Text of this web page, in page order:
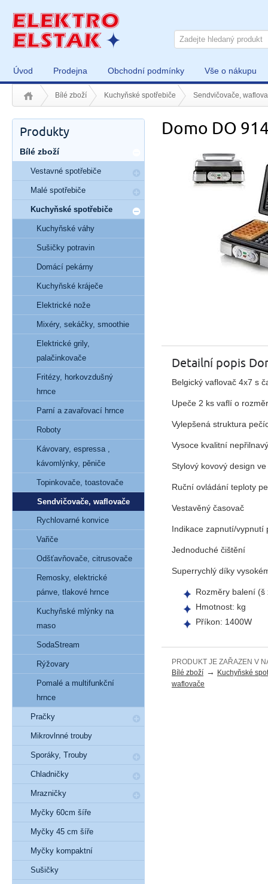
Úvod Prodejna Obchodní podmínky Vše o nákupu
Bílé zboží Kuchyňské spotřebiče Sendvičovače,
Domo DO
Detailní popis
Belgický vaflovač 4x7 s
Upeče 2 ks vaflí o
Vylepšená struktura
Vysoce kvalitní
Stylový kovový design
Ruční ovládání teploty
Vestavěný časovač
Indikace zapnutí/vypnutí
Jednoduché čištění
Superrychlý díky
Rozměry balení (š
Hmotnost: kg
Příkon: 1400W
PRODUKT JE ZAŘAZEN V
Bílé zboží → Kuchyňské
waflovače
Produkty
Bílé zboží
Vestavné spotřebiče
Malé spotřebiče
Kuchyňské spotřebiče
Kuchyňské váhy
Sušičky potravin
Domácí pekárny
Kuchyňské kráječe
Elektrické nože
Mixéry, sekáčky, smoothie
Elektrické grily,
palačinkovače
Fritézy, horkovzdušný
hrnce
Parní a zavařovací hrnce
Roboty
Kávovary, espressa ,
kávomlýnky, pěniče
Topinkovače, toastovače
Sendvičovače, waflovače
Rychlovarné konvice
Vařiče
Odšťavňovače, citrusovače
Remosky, elektrické
pánve, tlakové hrnce
Kuchyňské mlýnky na
maso
SodaStream
Rýžovary
Pomalé a multifunkční
hrnce
Pračky
Mikrovlnné trouby
Sporáky, Trouby
Chladničky
Mrazničky
Myčky 60cm šíře
Myčky 45 cm šíře
Myčky kompaktní
Sušičky